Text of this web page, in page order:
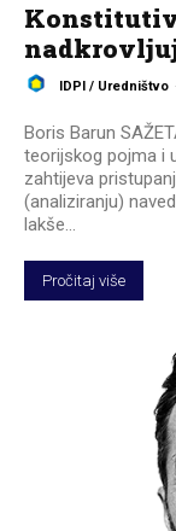
IDPI / Uredništvo
Boris Barun SAŽETAK: Deficitarnost cjelovite obrade
teorijskog pojma i
zahtijeva
(analiziranju)
lakše...
Pročitaj više